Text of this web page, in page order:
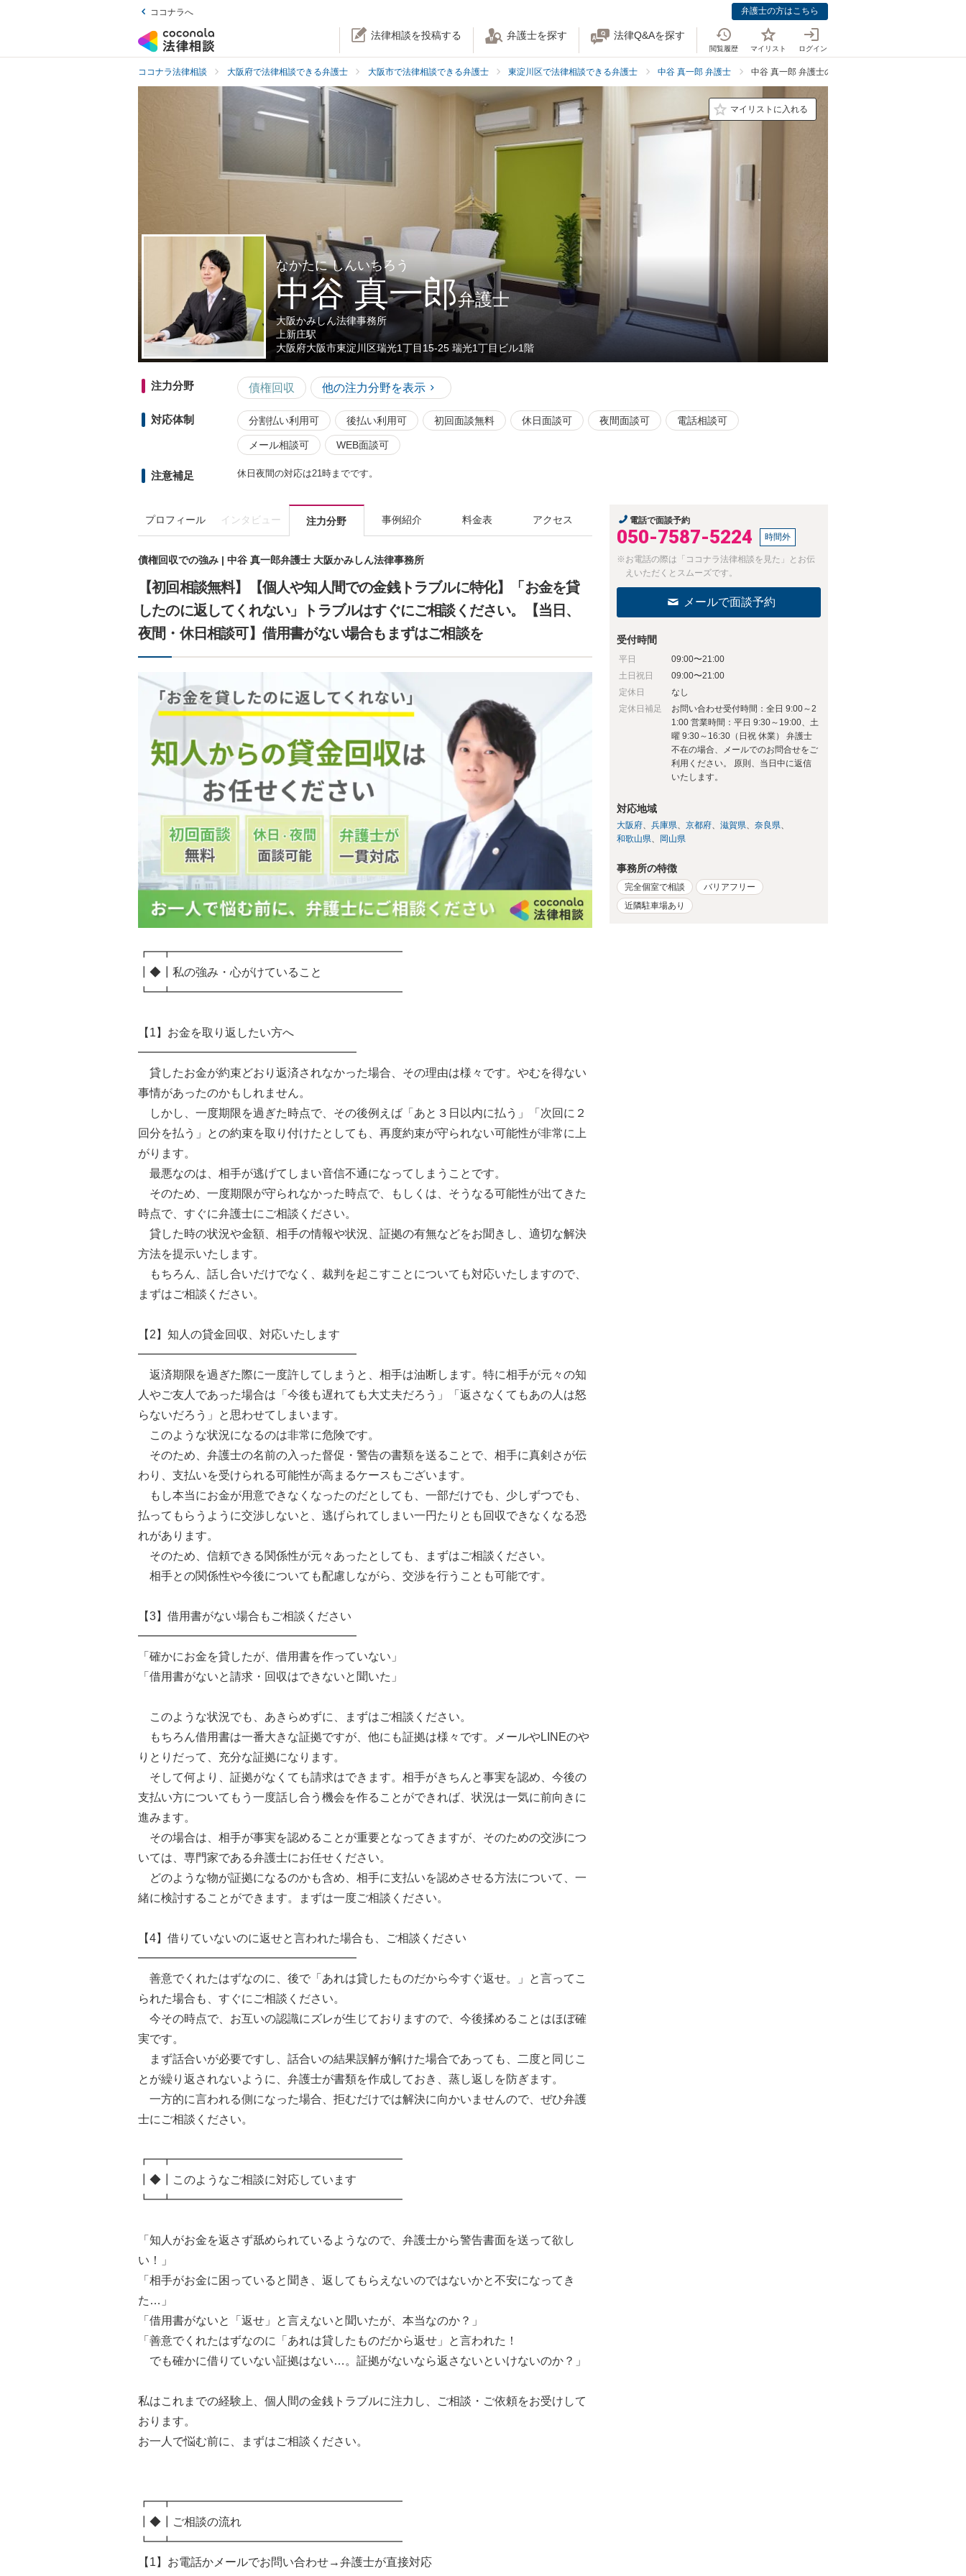
ココナラへ 弁護士の方はこちら
法律相談を投稿する 弁護士を探す 法律Q&Aを探す
閲覧履歴 マイリスト ログイン
ココナラ法律相談 大阪府で法律相談できる弁護士 大阪市で法律相談できる弁護士 東淀川区で法律相談できる弁護士 中谷 真一郎 弁護士 中谷 真一郎 弁護士の債権回収での強み
マイリストに入れる
なかたに しんいちろう
中谷 真一郎弁護士
大阪かみしん法律事務所
上新庄駅
大阪府大阪市東淀川区瑞光1丁目15-25 瑞光1丁目ビル1階
注力分野 債権回収 他の注力分野を表示
対応体制 分割払い利用可 後払い利用可 初回面談無料 休日面談可 夜間面談可 電話相談可
メール相談可 WEB面談可
注意補足 休日夜間の対応は21時までです。
プロフィール インタビュー 注力分野 事例紹介 料金表 アクセス
債権回収での強み | 中谷 真一郎弁護士 大阪かみしん法律事務所
【初回相談無料】【個人や知人間での金銭トラブルに特化】「お金を貸
したのに返してくれない」トラブルはすぐにご相談ください。【当日、
夜間・休日相談可】借用書がない場合もまずはご相談を
┏━┳━━━━━━━━━━━━━━━━━━━━
┃◆┃私の強み・心がけていること
┗━┻━━━━━━━━━━━━━━━━━━━━
【1】お金を取り返したい方へ
━━━━━━━━━━━━━━━━━━━
貸したお金が約束どおり返済されなかった場合、その理由は様々です。やむを得ない
事情があったのかもしれません。
しかし、一度期限を過ぎた時点で、その後例えば「あと３日以内に払う」「次回に２
回分を払う」との約束を取り付けたとしても、再度約束が守られない可能性が非常に上
がります。
最悪なのは、相手が逃げてしまい音信不通になってしまうことです。
そのため、一度期限が守られなかった時点で、もしくは、そうなる可能性が出てきた
時点で、すぐに弁護士にご相談ください。
貸した時の状況や金額、相手の情報や状況、証拠の有無などをお聞きし、適切な解決
方法を提示いたします。
もちろん、話し合いだけでなく、裁判を起こすことについても対応いたしますので、
まずはご相談ください。
【2】知人の貸金回収、対応いたします
━━━━━━━━━━━━━━━━━━━
返済期限を過ぎた際に一度許してしまうと、相手は油断します。特に相手が元々の知
人やご友人であった場合は「今後も遅れても大丈夫だろう」「返さなくてもあの人は怒
らないだろう」と思わせてしまいます。
このような状況になるのは非常に危険です。
そのため、弁護士の名前の入った督促・警告の書類を送ることで、相手に真剣さが伝
わり、支払いを受けられる可能性が高まるケースもございます。
もし本当にお金が用意できなくなったのだとしても、一部だけでも、少しずつでも、
払ってもらうように交渉しないと、逃げられてしまい一円たりとも回収できなくなる恐
れがあります。
そのため、信頼できる関係性が元々あったとしても、まずはご相談ください。
相手との関係性や今後についても配慮しながら、交渉を行うことも可能です。
【3】借用書がない場合もご相談ください
━━━━━━━━━━━━━━━━━━━
「確かにお金を貸したが、借用書を作っていない」
「借用書がないと請求・回収はできないと聞いた」
このような状況でも、あきらめずに、まずはご相談ください。
もちろん借用書は一番大きな証拠ですが、他にも証拠は様々です。メールやLINEのや
りとりだって、充分な証拠になります。
そして何より、証拠がなくても請求はできます。相手がきちんと事実を認め、今後の
支払い方についてもう一度話し合う機会を作ることができれば、状況は一気に前向きに
進みます。
その場合は、相手が事実を認めることが重要となってきますが、そのための交渉につ
いては、専門家である弁護士にお任せください。
どのような物が証拠になるのかも含め、相手に支払いを認めさせる方法について、一
緒に検討することができます。まずは一度ご相談ください。
【4】借りていないのに返せと言われた場合も、ご相談ください
━━━━━━━━━━━━━━━━━━━
善意でくれたはずなのに、後で「あれは貸したものだから今すぐ返せ。」と言ってこ
られた場合も、すぐにご相談ください。
今その時点で、お互いの認識にズレが生じておりますので、今後揉めることはほぼ確
実です。
まず話合いが必要ですし、話合いの結果誤解が解けた場合であっても、二度と同じこ
とが繰り返されないように、弁護士が書類を作成しておき、蒸し返しを防ぎます。
一方的に言われる側になった場合、拒むだけでは解決に向かいませんので、ぜひ弁護
士にご相談ください。
┏━┳━━━━━━━━━━━━━━━━━━━━
┃◆┃このようなご相談に対応しています
┗━┻━━━━━━━━━━━━━━━━━━━━
「知人がお金を返さず舐められているようなので、弁護士から警告書面を送って欲し
い！」
「相手がお金に困っていると聞き、返してもらえないのではないかと不安になってき
た…」
「借用書がないと「返せ」と言えないと聞いたが、本当なのか？」
「善意でくれたはずなのに「あれは貸したものだから返せ」と言われた！
でも確かに借りていない証拠はない…。証拠がないなら返さないといけないのか？」
私はこれまでの経験上、個人間の金銭トラブルに注力し、ご相談・ご依頼をお受けして
おります。
お一人で悩む前に、まずはご相談ください。
┏━┳━━━━━━━━━━━━━━━━━━━━
┃◆┃ご相談の流れ
┗━┻━━━━━━━━━━━━━━━━━━━━
【1】お電話かメールでお問い合わせ→弁護士が直接対応
電話で面談予約
050-7587-5224 時間外
※お電話の際は「ココナラ法律相談を見た」とお伝
えいただくとスムーズです。
メールで面談予約
受付時間
平日
09:00〜21:00
土日祝日
09:00〜21:00
定休日
なし
定休日補足
お問い合わせ受付時間：全日 9:00～2
1:00 営業時間：平日 9:30～19:00、土
曜 9:30～16:30（日祝 休業） 弁護士
不在の場合、メールでのお問合せをご
利用ください。 原則、当日中に返信
いたします。
対応地域
大阪府 兵庫県 京都府 滋賀県
奈良県
和歌山県
岡山県
事務所の特徴
完全個室で相談
バリアフリー
近隣駐車場あり